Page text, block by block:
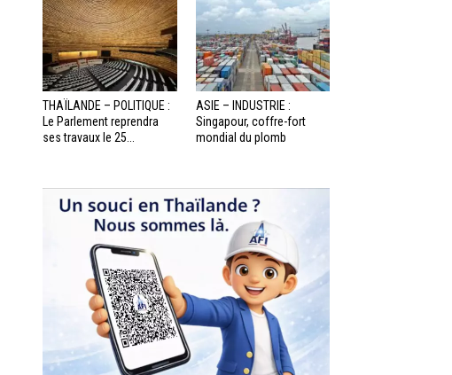
THAÏLANDE – POLITIQUE :
Le Parlement reprendra
ses travaux le 25...
ASIE – INDUSTRIE :
Singapour, coffre-fort
mondial du plomb